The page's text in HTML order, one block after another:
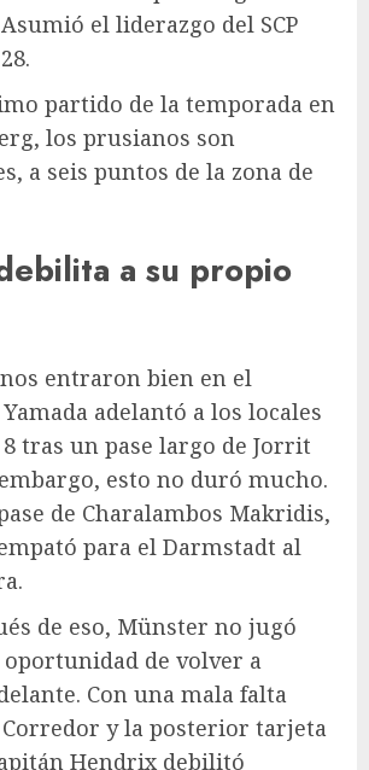
el liderazgo del SCP
partido de la temporada en
los prusianos son
a seis puntos de la zona de
a su propio
entraron bien en el
adelantó a los locales
tras un pase largo de Jorrit
esto no duró mucho.
de Charalambos Makridis,
para el Darmstadt al
de eso, Münster no jugó
de volver a
Con una mala falta
y la posterior tarjeta
Hendrix debilitó